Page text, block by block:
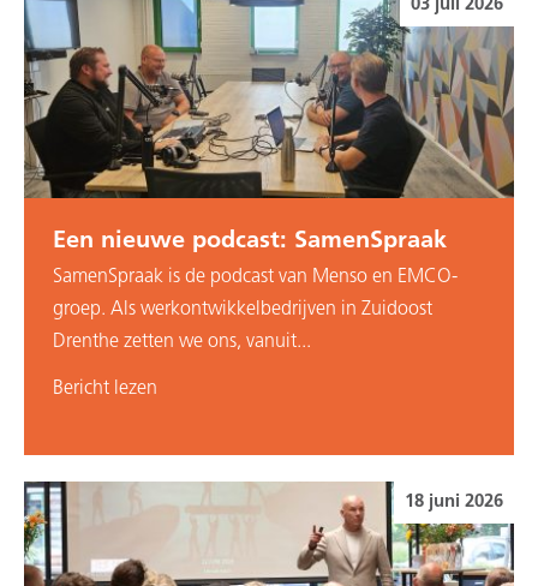
Een nieuwe podcast: SamenSpraak
03 juli 2026
SamenSpraak is de podcast van Menso en EMCO-
groep. Als werkontwikkelbedrijven in Zuidoost
Drenthe zetten we ons, vanuit...
Bericht lezen
18 juni 2026